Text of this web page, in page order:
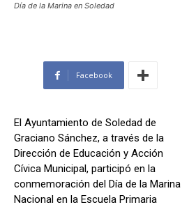
Día de la Marina en Soledad
Facebook
El Ayuntamiento de Soledad de
Graciano Sánchez, a través de la
Dirección de Educación y Acción
Cívica Municipal, participó en la
conmemoración del Día de la Marina
Nacional en la Escuela Primaria